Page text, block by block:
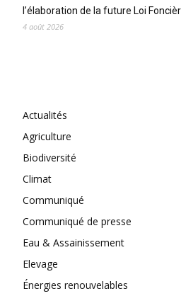
l’élaboration de la future Loi
4 août 2026
Actualités
Agriculture
Biodiversité
Climat
Communiqué
Communiqué de presse
Eau & Assainissement
Elevage
Énergies renouvelables